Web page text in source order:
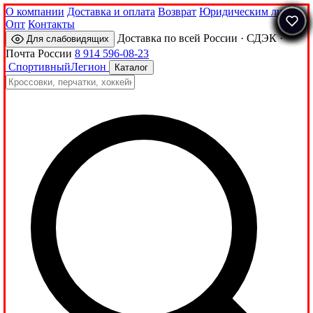
О компании Доставка и оплата Возврат Юридическим лицам
Опт Контакты
Для слабовидящих
Доставка по всей России · СДЭК ·
Почта России 8 914 596-08-23
СпортивныйЛегион Каталог